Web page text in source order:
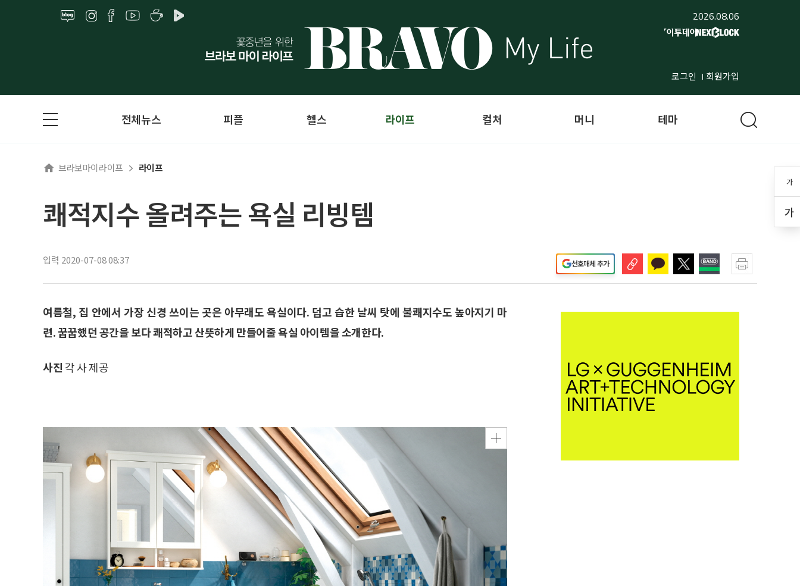
2026.08.06
로그인 회원가입
가
가
전체뉴스 피플 헬스 라이프 컬처 머니 테마
브라보마이라이프 라이프
쾌적지수 올려주는 욕실 리빙템
입력 2020-07-08 08:37 선호매체 추가
여름철, 집 안에서 가장 신경 쓰이는 곳은 아무래도 욕실이다. 덥고 습한 날씨 탓에 불쾌지수도 높아지기 마
련. 꿉꿉했던 공간을 보다 쾌적하고 산뜻하게 만들어줄 욕실 아이템을 소개한다.
사진각 사 제공